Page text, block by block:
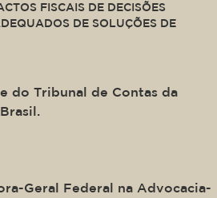
FISCAIS DE DECISÕES
DE SOLUÇÕES DE
do Tribunal de Contas da
Geral Federal na Advocacia-